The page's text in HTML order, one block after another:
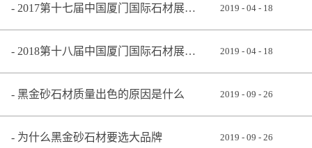
2017第十七届中国厦门国际石材展览会 2019 - 04 - 18
2018第十八届中国厦门国际石材展览会 2019 - 04 - 18
黑金砂石材质量出色的原因是什么 2019 - 09 - 26
为什么黑金砂石材要选大品牌 2019 - 09 - 26